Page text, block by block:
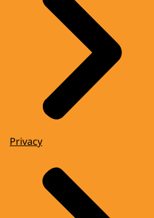
Privacy